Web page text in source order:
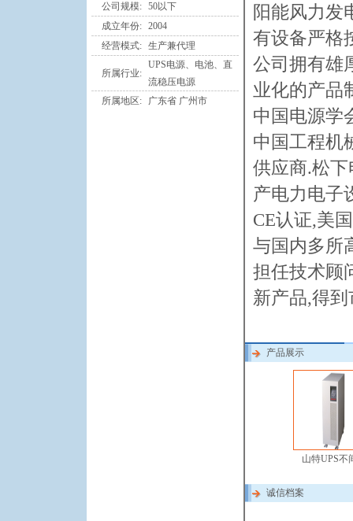
公司规模: 50以下
成立年份: 2004
经营模式: 生产兼代理
所属行业:
UPS电源、电池、直
流稳压电源
所属地区:
广东省 广州市
阳能风力发
有设备严格
公司拥有雄
业化的产品
中国电源学
中国工程机
供应商.松
产电力电子
CE认证,美
与国内多所
担任技术顾
新产品,得
产品展示
山特UPS不
诚信档案